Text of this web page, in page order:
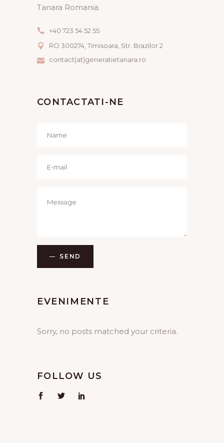
Tanara Romania.
+40 723 54 52 55
RO 300274, Timisoara, Str. Brazilor 2
contact(at)generatietanara.ro
CONTACTATI-NE
SEND
EVENIMENTE
Sorry, no posts matched your criteria.
FOLLOW US